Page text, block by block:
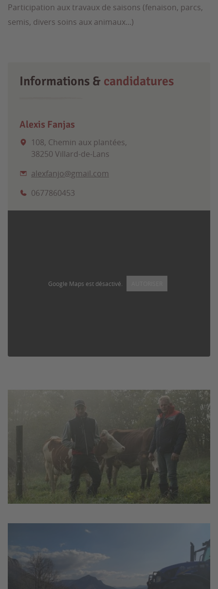
Participation aux travaux de saisons (fenaison, parcs,
semis, divers soins aux animaux...)
Informations & candidatures
Alexis Fanjas
108, Chemin aux plantées,
38250 Villard-de-Lans
alexfanjo@gmail.com
0677860453
Google Maps est désactivé.